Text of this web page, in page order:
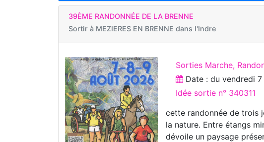
39ÈME RANDONNÉE DE LA BRENNE
Sortir à MEZIERES EN BRENNE dans l'Indre
Sorties Marche,
Date : duvendredi
Idée sortie n° 340311
cette randonnée de trois
la nature. Entre étangs
dévoile un paysage